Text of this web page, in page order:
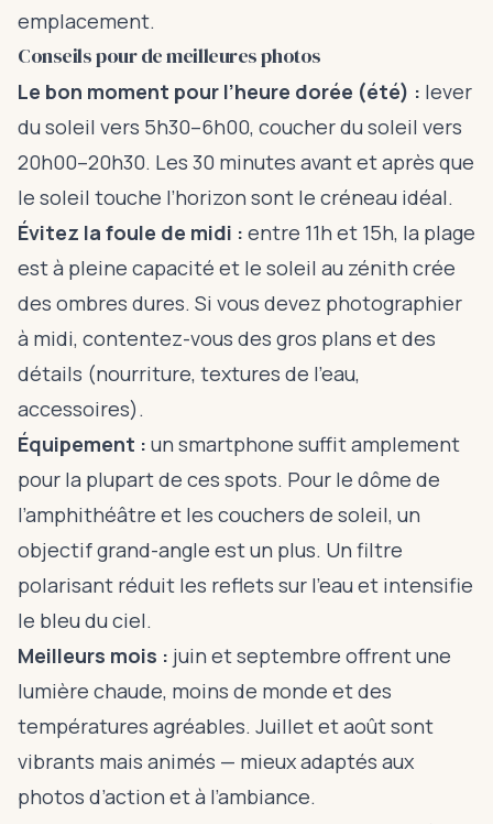
emplacement.
Conseils pour de meilleures photos
Le bon moment pour l’heure dorée (été) : lever
du soleil vers 5h30–6h00, coucher du soleil vers
20h00–20h30. Les 30 minutes avant et après que
le soleil touche l’horizon sont le créneau idéal.
Évitez la foule de midi : entre 11h et 15h, la plage
est à pleine capacité et le soleil au zénith crée
des ombres dures. Si vous devez photographier
à midi, contentez-vous des gros plans et des
détails (nourriture, textures de l’eau,
accessoires).
Équipement : un smartphone suffit amplement
pour la plupart de ces spots. Pour le dôme de
l’amphithéâtre et les couchers de soleil, un
objectif grand-angle est un plus. Un filtre
polarisant réduit les reflets sur l’eau et intensifie
le bleu du ciel.
Meilleurs mois : juin et septembre offrent une
lumière chaude, moins de monde et des
températures agréables. Juillet et août sont
vibrants mais animés — mieux adaptés aux
photos d’action et à l’ambiance.